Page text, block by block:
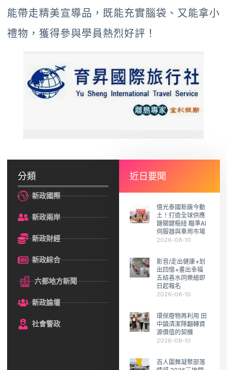
能帶走精美宣導品，既能充實腦袋、又能拿小
禮物，獲得參與學員熱烈好評！
分類
新政國際
新政兩岸
新政財經
新政綜合
六都地方新聞
新政論壇
社會警政
近日要聞
億光泰國新廠今動
土！打造全球供應
鏈關鍵樞紐 瞄準AI
伺服器與車用市場
2026-08-10
影音/走出健康+划
出回憶+畫出幸福
五結善水同樂繪即
日起報名
2026-08-10
環保廢物再利用 田
中鎮清潔隊翻轉資
源價值的契機
2026-08-10
百人圍舞凝聚部落